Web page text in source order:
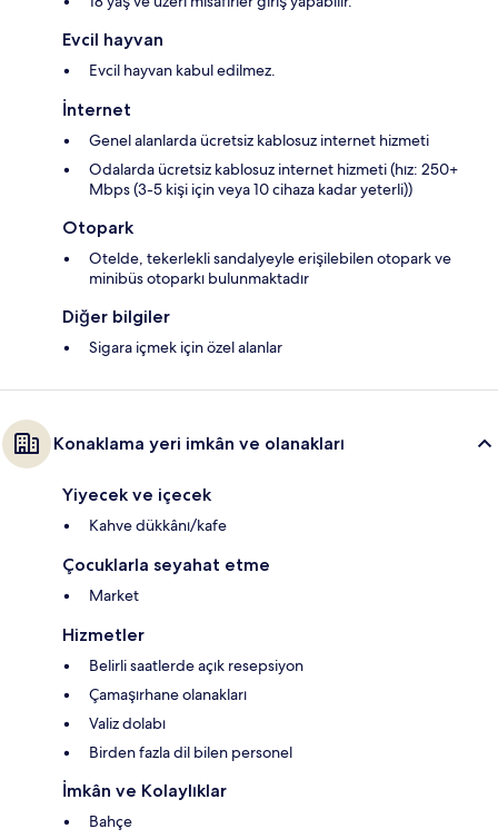
Evcil hayvan
Evcil hayvan kabul edilmez.
İnternet
Genel alanlarda ücretsiz kablosuz internet hizmeti
Odalarda ücretsiz kablosuz internet hizmeti (hız: 250+
Mbps (3-5 kişi için veya 10 cihaza kadar yeterli))
Otopark
Otelde, tekerlekli sandalyeyle erişilebilen otopark ve
minibüs otoparkı bulunmaktadır
Diğer bilgiler
Sigara içmek için özel alanlar
Konaklama yeri imkân ve olanakları
Yiyecek ve içecek
Kahve dükkânı/kafe
Çocuklarla seyahat etme
Market
Hizmetler
Belirli saatlerde açık resepsiyon
Çamaşırhane olanakları
Valiz dolabı
Birden fazla dil bilen personel
İmkân ve Kolaylıklar
Bahçe